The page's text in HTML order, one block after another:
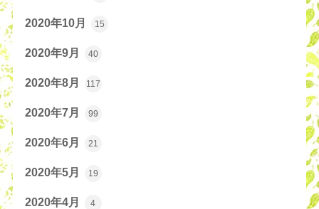
2020年10月 15
2020年9月 40
2020年8月 117
2020年7月 99
2020年6月 21
2020年5月 19
2020年4月 4